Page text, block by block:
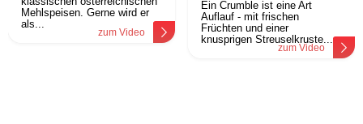
Mehlspeisen. Gerne wird er
als...
zum Video
Ein Crumble ist eine Art
Auflauf - mit frischen
Früchten und einer
knusprigen Streuselkruste....
zum Video